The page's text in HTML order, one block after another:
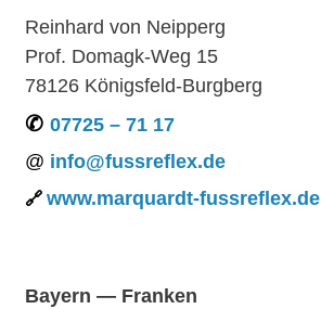
Reinhard von Neipperg
Prof. Domagk-Weg 15
78126 Königsfeld-Burgberg
07725 – 71 17
info@fussreflex.de
www.marquardt-fussreflex.de
Bayern — Franken